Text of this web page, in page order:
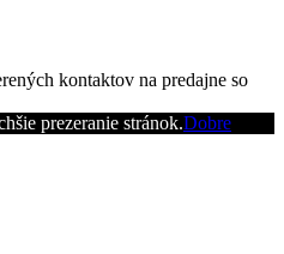
kontaktov na predajne so
prezeranie stránok.Dobre